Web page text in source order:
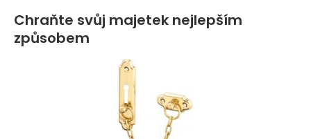
Chraňte svůj majetek nejlepším
způsobem